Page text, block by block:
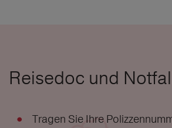
Reisedoc und
Tragen Sie Ihre